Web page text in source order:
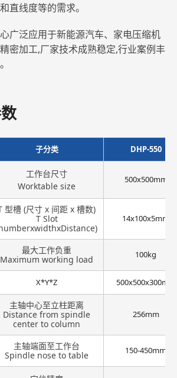
直线度等的需求。
广泛应用于新能源汽车、家电压缩机
密加工,厂家技术成熟稳定,行业案例丰
子分类 DHP-550
工作台尺寸
Worktable size
500x500mm
型槽 (尺寸 x 间距 x 槽数)
T Slot
14x100x5mm
最大工作负重
Maximum working load
100kg
X*Y*Z 500x500x300mm
主轴中心至立柱距离
Distance from spindle
center to column
256mm
主轴端面至工作台
Spindle nose to table
150-450mm